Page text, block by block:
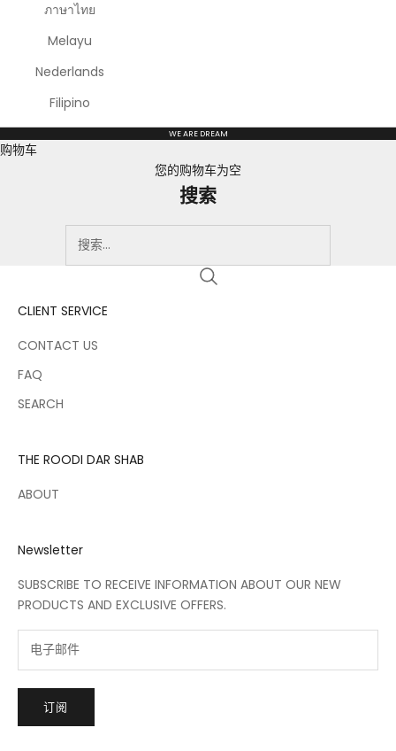
ภาษาไทย
Melayu
Nederlands
Filipino
WE ARE DREAM
购物车
您的购物车为空
搜索
CLIENT SERVICE
CONTACT US
FAQ
SEARCH
THE ROODI DAR SHAB
ABOUT
Newsletter
SUBSCRIBE TO RECEIVE INFORMATION ABOUT OUR NEW
PRODUCTS AND EXCLUSIVE OFFERS.
订阅